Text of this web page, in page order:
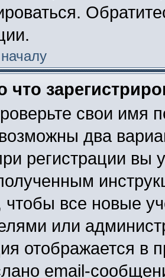
что
свои имя
два
регистрации вы
чтобы все новые
или
отображается в
email-